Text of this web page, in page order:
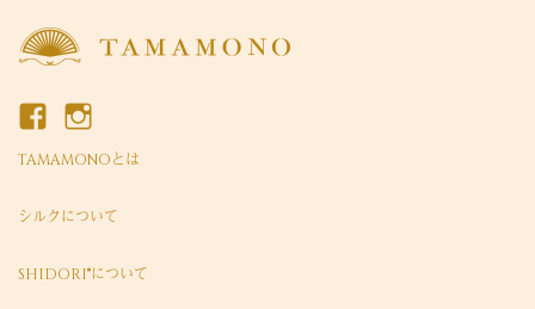
TAMAMONOとは
シルクについて
SHIDORI®について